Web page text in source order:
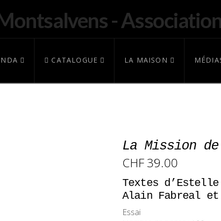
CATALOGUE LA MAISON
La Mission
CHF39.00
Textes
Alain Fabreal
Essai